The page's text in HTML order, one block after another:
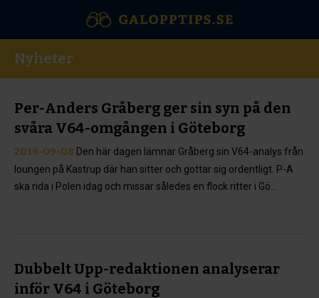
Nyheter
Per-Anders Gråberg ger sin syn på den
svåra V64-omgången i Göteborg
2019-09-08 Den här dagen lämnar Gråberg sin V64-analys från
loungen på Kastrup där han sitter och gottar sig ordentligt. P-A
ska rida i Polen idag och missar således en flock ritter i Gö...
Dubbelt Upp-redaktionen analyserar
inför V64 i Göteborg